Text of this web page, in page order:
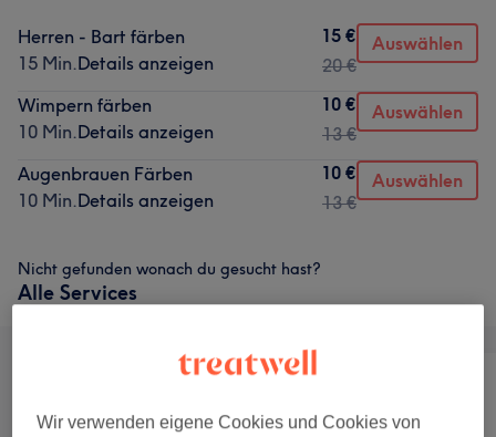
Herren - Bart färben
15 Min.Details anzeigen
15 €
20 €
Auswählen
Wimpern färben
10 Min.Details anzeigen
10 €
13 €
Auswählen
Augenbrauen Färben
10 Min.Details anzeigen
10 €
13 €
Auswählen
Nicht gefunden wonach du gesucht hast?
Alle Services
Alle Friseur
Wir verwenden eigene Cookies und Cookies von